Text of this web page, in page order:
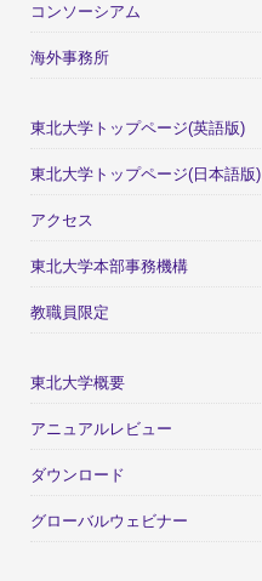
コンソーシアム
海外事務所
東北大学トップページ(英語版)
東北大学トップページ(日本語版)
アクセス
東北大学本部事務機構
教職員限定
東北大学概要
アニュアルレビュー
ダウンロード
グローバルウェビナー